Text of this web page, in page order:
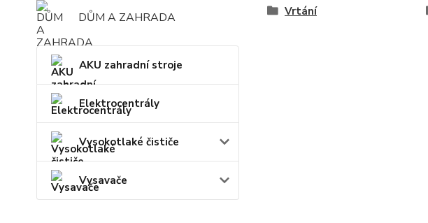
DŮM A ZAHRADA
AKU zahradní stroje
Elektrocentrály
Vysokotlaké čističe
Vysavače
Vrtání